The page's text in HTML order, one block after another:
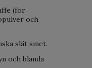
(för
och
slät smet.
och blanda